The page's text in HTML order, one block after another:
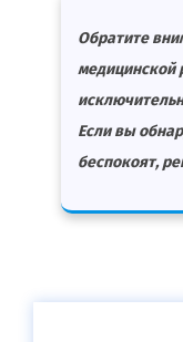
Обратите
медицинской
Если вы
беспокоят,